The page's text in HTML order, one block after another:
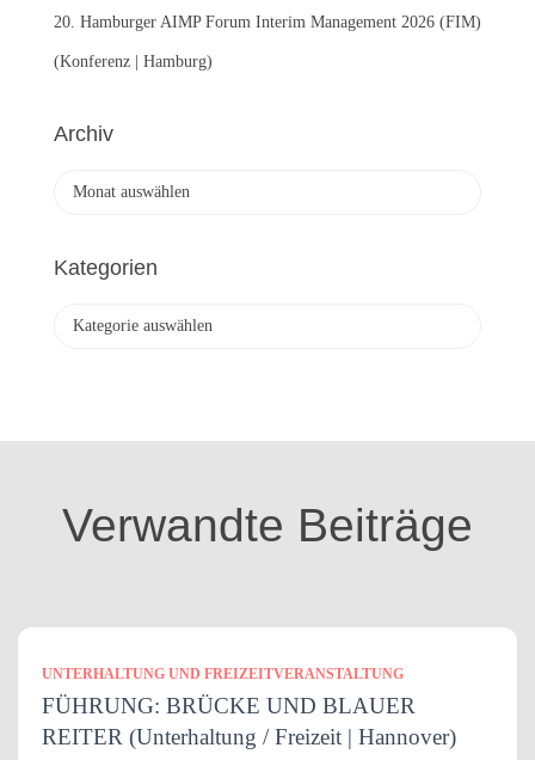
20. Hamburger AIMP Forum Interim Management 2026 (FIM)
(Konferenz | Hamburg)
Archiv
h
Kategorien
o
Verwandte Beiträge
UNTERHALTUNG UND FREIZEITVERANSTALTUNG
FÜHRUNG: BRÜCKE UND BLAUER
REITER (Unterhaltung / Freizeit | Hannover)